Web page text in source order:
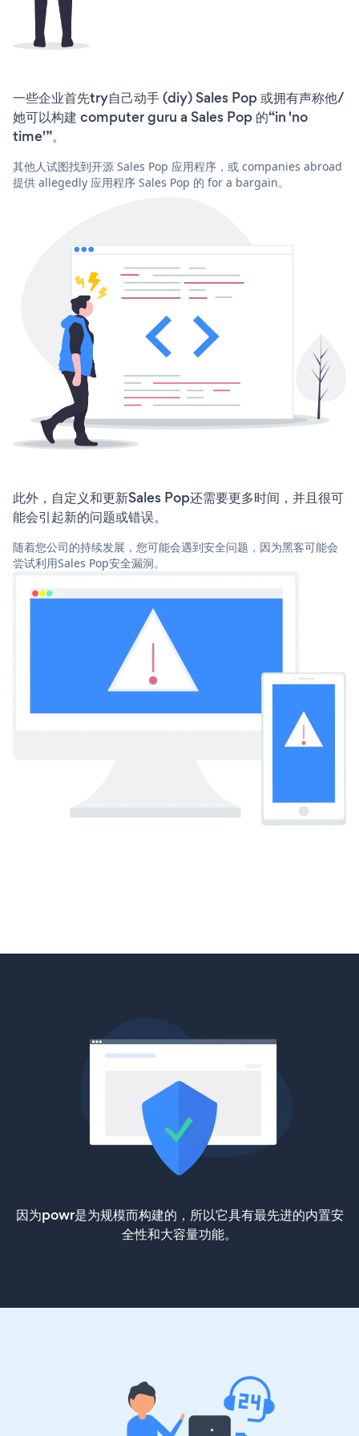
一些企业首先try自己动手 (diy) Sales Pop 或拥有声称他/
她可以构建 computer guru a Sales Pop 的“in 'no
time'”。
其他人试图找到开源 Sales Pop 应用程序，或 companies abroad
提供 allegedly 应用程序 Sales Pop 的 for a bargain。
此外，自定义和更新Sales Pop还需要更多时间，并且很可
能会引起新的问题或错误。
随着您公司的持续发展，您可能会遇到安全问题，因为黑客可能会
尝试利用Sales Pop安全漏洞。
因为powr是为规模而构建的，所以它具有最先进的内置安
全性和大容量功能。